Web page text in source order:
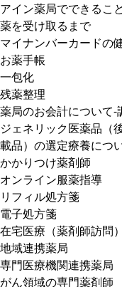
アイン薬局でできるこ
薬を受け取るまで
マイナンバーカードの
お薬手帳
一包化
残薬整理
薬局のお会計について-
ジェネリック医薬品（
載品）の選定療養につ
かかりつけ薬剤師
オンライン服薬指導
リフィル処方箋
電子処方箋
在宅医療（薬剤師訪問）
地域連携薬局
専門医療機関連携薬局
がん領域の専門薬剤師